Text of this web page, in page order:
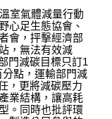
室氣體減量行動
心足生態協會、
會，抨擊經濟部
，無法有效減
門減碳目標只訂1
點，運輸部門減
，更將減碳壓力
業結構，讓高耗
。同時也批評環